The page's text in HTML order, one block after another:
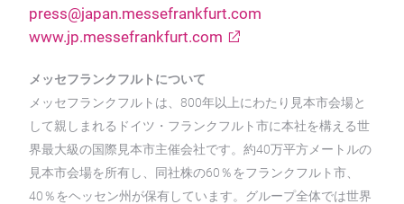
press@japan.messefrankfurt.com
www.jp.messefrankfurt.com
メッセフランクフルトについて
メッセフランクフルトは、800年以上にわたり見本市会場と
して親しまれるドイツ・フランクフルト市に本社を構える世
界最大級の国際見本市主催会社です。約40万平方メートルの
見本市会場を所有し、同社株の60％をフランクフルト市、
40％をヘッセン州が保有しています。グループ全体では世界